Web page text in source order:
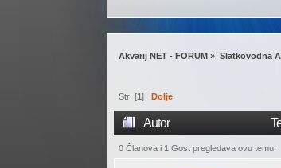
Akvarij NET - FORUM » Slatkovodna
Str: [1] Dolje
Autor
0 Članova i 1 Gost pregledava ovu temu.